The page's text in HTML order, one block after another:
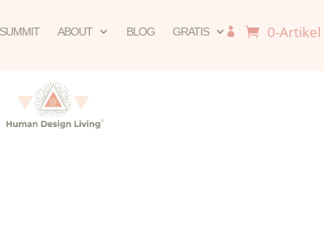
ABOUT BLOG GRATIS  0-Artikel